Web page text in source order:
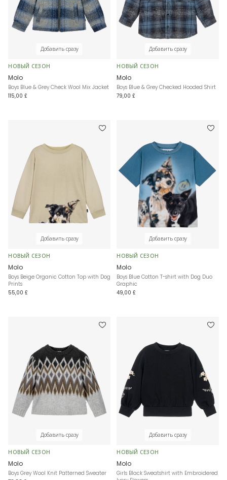
Добавить сразу
НОВЫЙ СЕЗОН
Molo
Boys Blue & Grey Check Wool Mix Jacket
115,00 £
Добавить сразу
НОВЫЙ СЕЗОН
Molo
Boys Blue & Grey Checked Hooded Shirt
79,00 £
Добавить сразу
НОВЫЙ СЕЗОН
Molo
Boys Beige Organic Cotton Top with Dog
Prints
55,00 £
Добавить сразу
НОВЫЙ СЕЗОН
Molo
Boys Blue Cotton T-shirt with Dog Duo
Graphic
49,00 £
Добавить сразу
НОВЫЙ СЕЗОН
Molo
Boys Grey Wool Knit Patterned Sweater
Добавить сразу
НОВЫЙ СЕЗОН
Molo
Girls Black Sweatshirt with Embroidered